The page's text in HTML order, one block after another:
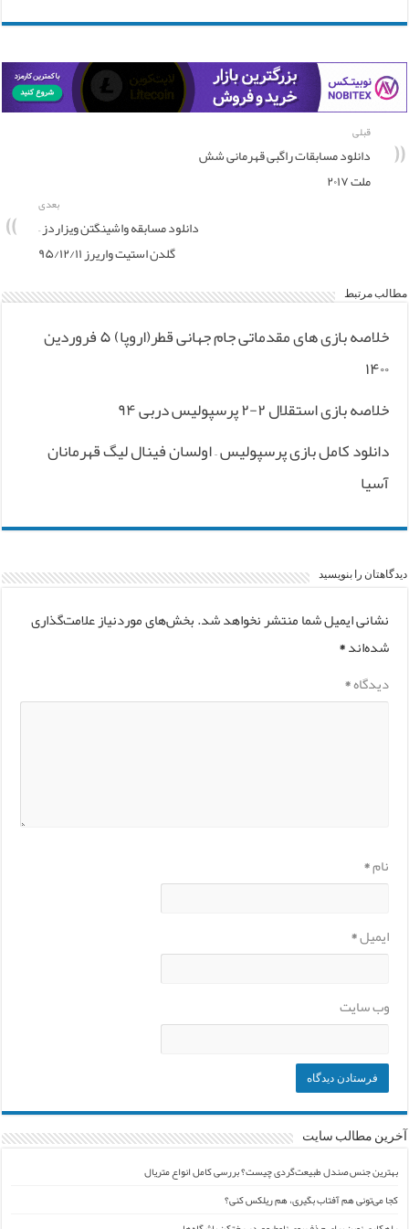
قبلی
دانلود مسابقات راگبی قهرمانی شش
ملت ۲۰۱۷
بعدی
دانلود مسابقه واشینگتن ویزاردز –
گلدن استیت واریرز ۹۵/۱۲/۱۱
مطالب مرتبط
خلاصه بازی های مقدماتی جام جهانی قطر(اروپا) ۵ فروردین
۱۴۰۰
خلاصه بازی استقلال ۲-۲ پرسپولیس دربی ۹۴
دانلود کامل بازی پرسپولیس – اولسان فینال لیگ قهرمانان
آسیا
دیدگاهتان را بنویسید
نشانی ایمیل شما منتشر نخواهد شد.بخش‌های موردنیاز علامت‌گذاری
شده‌اند*
دیدگاه*
نام*
ایمیل*
وب‌ سایت
آخرین مطالب سایت
بهترین جنس صندل طبیعت‌گردی چیست؟ بررسی کامل انواع متریال
کجا می‌تونی هم آفتاب بگیری، هم ریلکس کنی؟